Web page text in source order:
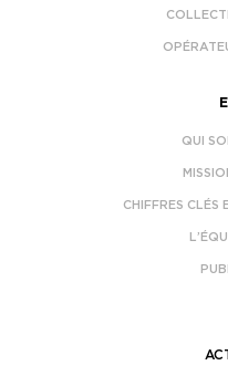
QUI
CHIFFRES CLÉS